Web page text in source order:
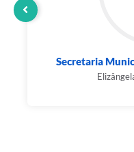
Secretaria